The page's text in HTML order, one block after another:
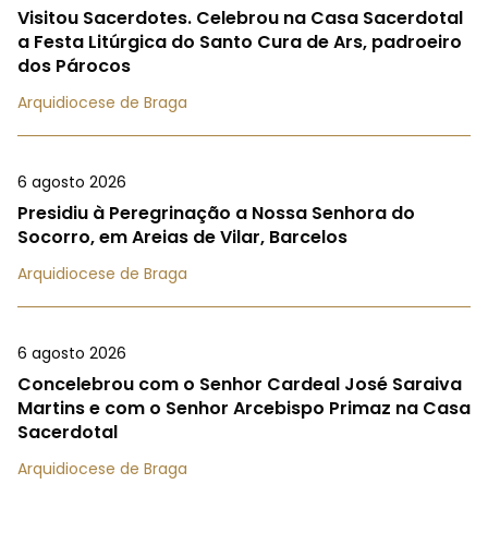
Visitou Sacerdotes. Celebrou na Casa Sacerdotal
a Festa Litúrgica do Santo Cura de Ars, padroeiro
dos Párocos
Arquidiocese de Braga
6 agosto 2026
Presidiu à Peregrinação a Nossa Senhora do
Socorro, em Areias de Vilar, Barcelos
Arquidiocese de Braga
6 agosto 2026
Concelebrou com o Senhor Cardeal José Saraiva
Martins e com o Senhor Arcebispo Primaz na Casa
Sacerdotal
Arquidiocese de Braga